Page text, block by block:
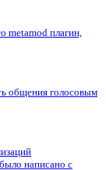
metamod плагин,
общения голосовым
написано с